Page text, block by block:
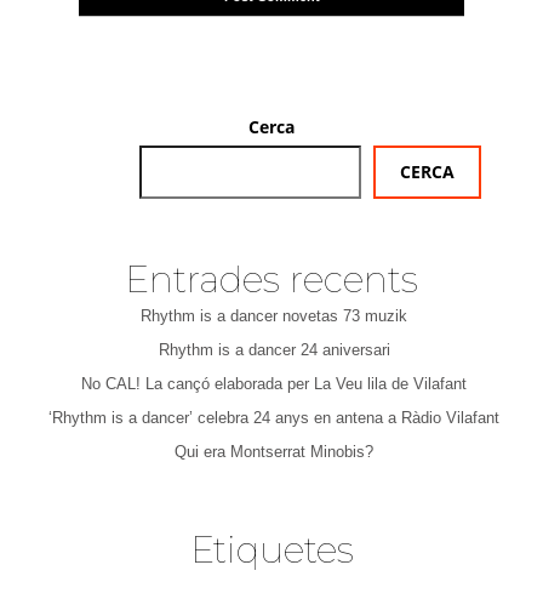
Cerca
CERCA
Entrades recents
Rhythm is a dancer novetas 73 muzik
Rhythm is a dancer 24 aniversari
No CAL! La cançó elaborada per La Veu lila de Vilafant
‘Rhythm is a dancer’ celebra 24 anys en antena a Ràdio Vilafant
Qui era Montserrat Minobis?
Etiquetes